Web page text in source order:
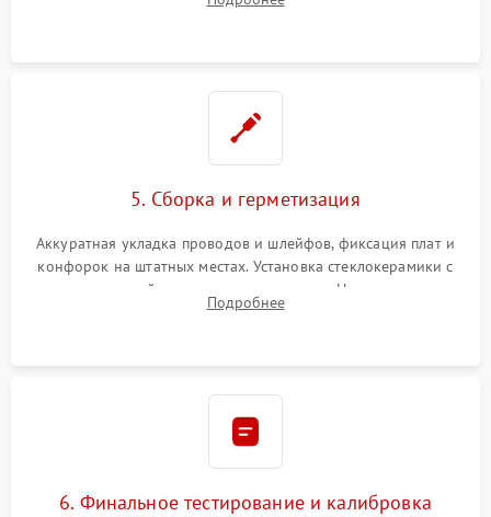
дорожек. Очистка контактов и замена поврежденной
5. Сборка и герметизация
Аккуратная укладка проводов и шлейфов, фиксация плат и
конфорок на штатных местах. Установка стеклокерамики с
проверкой равномерности зазоров. Нанесение
термостойкого герметика или укладка уплотнительной
Подробнее
6. Финальное тестирование и калибровка